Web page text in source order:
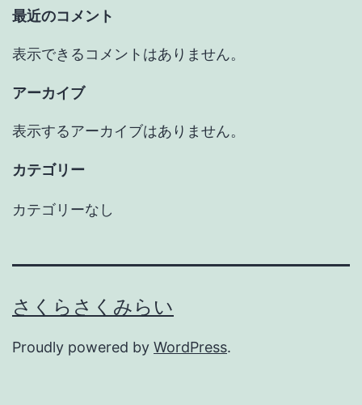
最近のコメント
表示できるコメントはありません。
アーカイブ
表示するアーカイブはありません。
カテゴリー
カテゴリーなし
さくらさくみらい
Proudly powered by WordPress.